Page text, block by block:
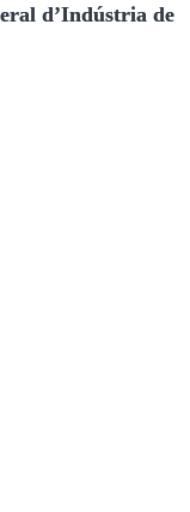
d’Indústria de